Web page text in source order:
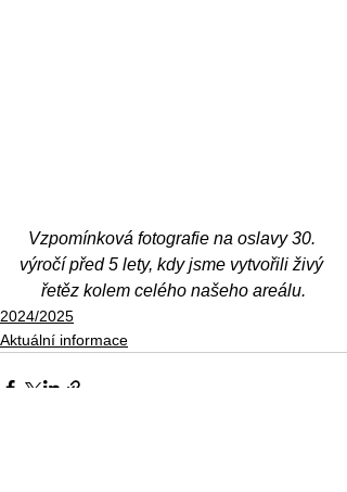
Vzpomínková fotografie na oslavy 30.
výročí před 5 lety, kdy jsme vytvořili živý
řetěz kolem celého našeho areálu.
2024/2025
Aktuální informace